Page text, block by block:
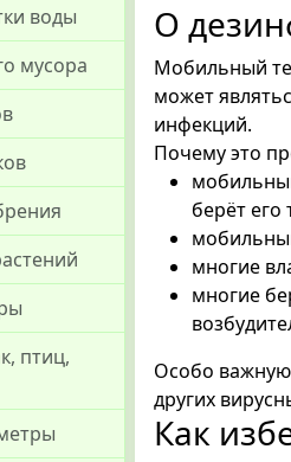
воды
мусора
птиц,
О
Мобильный
может
инфекций.
Почему это
берёт
многие
многие
Особо важную
других
Как